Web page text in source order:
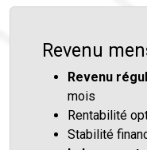
Revenu
Revenu
mois
Rentabilité
Stabilité